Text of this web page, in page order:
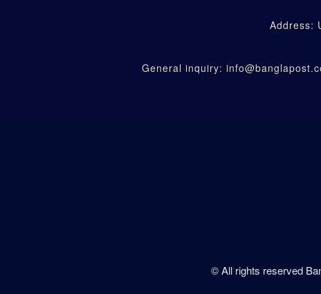
Address:
General inquiry:
© All rights reserved